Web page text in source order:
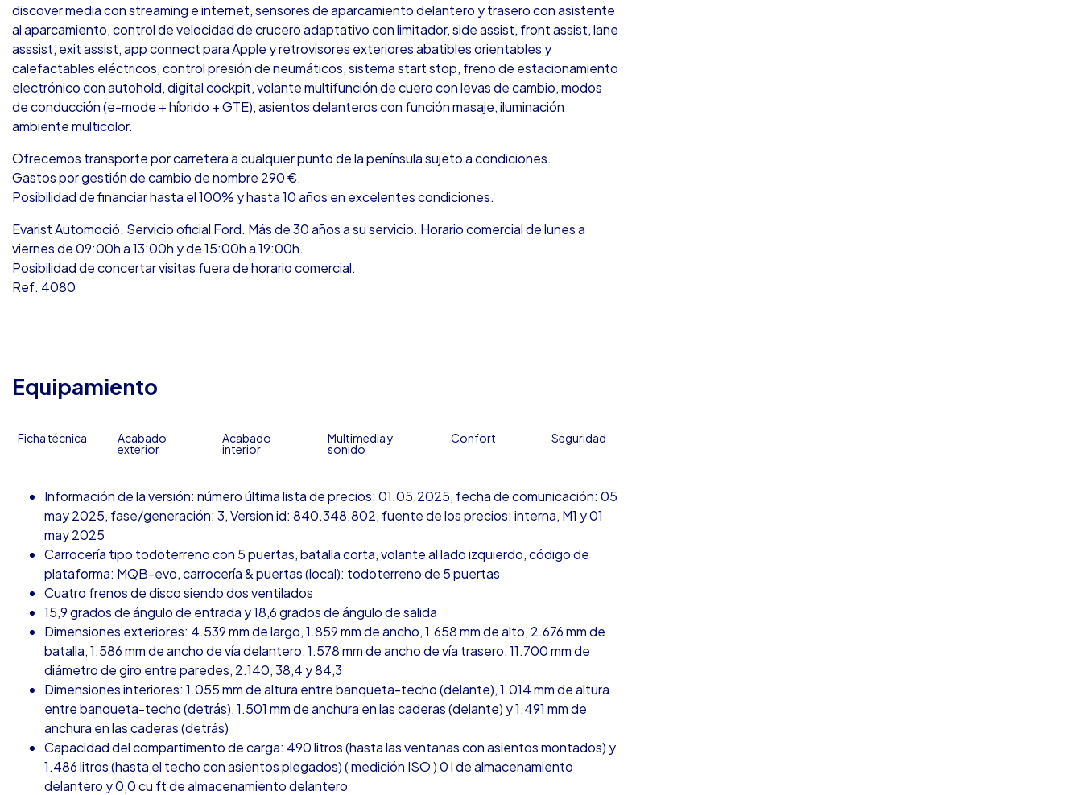
discover media con streaming e internet, sensores de aparcamiento delantero y trasero con asistente
al aparcamiento, control de velocidad de crucero adaptativo con limitador, side assist, front assist, lane
asssist, exit assist, app connect para Apple y retrovisores exteriores abatibles orientables y
calefactables eléctricos, control presión de neumáticos, sistema start stop, freno de estacionamiento
electrónico con autohold, digital cockpit, volante multifunción de cuero con levas de cambio, modos
de conducción (e-mode + híbrido + GTE), asientos delanteros con función masaje, iluminación
ambiente multicolor.
Ofrecemos transporte por carretera a cualquier punto de la península sujeto a condiciones.
Gastos por gestión de cambio de nombre 290 €.
Posibilidad de financiar hasta el 100% y hasta 10 años en excelentes condiciones.
Evarist Automoció. Servicio oficial Ford. Más de 30 años a su servicio. Horario comercial de lunes a
viernes de 09:00h a 13:00h y de 15:00h a 19:00h.
Posibilidad de concertar visitas fuera de horario comercial.
Ref. 4080
Equipamiento
Ficha técnica
Información de la versión: número última lista de precios: 01.05.2025, fecha de comunicación: 05
may 2025, fase/generación: 3, Version id: 840.348.802, fuente de los precios: interna, M1 y 01
may 2025
Carrocería tipo todoterreno con 5 puertas, batalla corta, volante al lado izquierdo, código de
plataforma: MQB-evo, carrocería & puertas (local): todoterreno de 5 puertas
Cuatro frenos de disco siendo dos ventilados
15,9 grados de ángulo de entrada y 18,6 grados de ángulo de salida
Dimensiones exteriores: 4.539 mm de largo, 1.859 mm de ancho, 1.658 mm de alto, 2.676 mm de
batalla, 1.586 mm de ancho de vía delantero, 1.578 mm de ancho de vía trasero, 11.700 mm de
diámetro de giro entre paredes, 2.140, 38,4 y 84,3
Dimensiones interiores: 1.055 mm de altura entre banqueta-techo (delante), 1.014 mm de altura
entre banqueta-techo (detrás), 1.501 mm de anchura en las caderas (delante) y 1.491 mm de
anchura en las caderas (detrás)
Capacidad del compartimento de carga: 490 litros (hasta las ventanas con asientos montados) y
1.486 litros (hasta el techo con asientos plegados) ( medición ISO ) 0 l de almacenamiento
delantero y 0,0 cu ft de almacenamiento delantero
Acabado
exterior
Acabado
interior
Multimedia y
sonido
Confort Seguridad